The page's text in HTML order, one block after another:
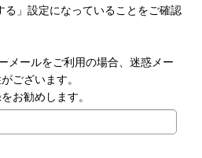
る」設定になっていることをご確認
メールをご利用の場合、迷惑メー
ございます。
お勧めします。